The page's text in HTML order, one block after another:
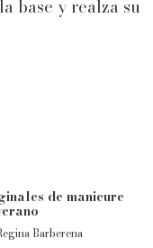
base y realza su
de manicure
Barberena